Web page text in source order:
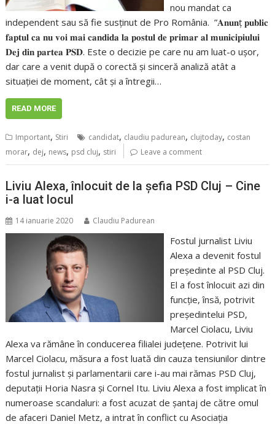
nou mandat ca
independent sau să fie susținut de Pro România. ”𝐀𝐧𝐮𝐧ț 𝐩𝐮𝐛𝐥𝐢𝐜
𝐟𝐚𝐩𝐭𝐮𝐥 𝐜𝐚 𝐧𝐮 𝐯𝐨𝐢 𝐦𝐚𝐢 𝐜𝐚𝐧𝐝𝐢𝐝𝐚 𝐥𝐚 𝐩𝐨𝐬𝐭𝐮𝐥 𝐝𝐞 𝐩𝐫𝐢𝐦𝐚𝐫 𝐚𝐥 𝐦𝐮𝐧𝐢𝐜𝐢𝐩𝐢𝐮𝐥𝐮𝐢
𝐃𝐞𝐣 𝐝𝐢𝐧 𝐩𝐚𝐫𝐭𝐞𝐚 𝐏𝐒𝐃. Este o decizie pe care nu am luat-o ușor,
dar care a venit după o corectă și sinceră analiză atât a
situației de moment, cât și a întregii…
READ MORE
Important, Stiri candidat, claudiu padurean, clujtoday, costan
morar, dej, news, psd cluj, stiri Leave a comment
Liviu Alexa, înlocuit de la șefia PSD Cluj – Cine
i-a luat locul
14 ianuarie 2020 Claudiu Padurean
Fostul jurnalist Liviu
Alexa a devenit fostul
președinte al PSD Cluj.
El a fost înlocuit azi din
funcție, însă, potrivit
președintelui PSD,
Marcel Ciolacu, Liviu
Alexa va rămâne în conducerea filialei județene. Potrivit lui
Marcel Ciolacu, măsura a fost luată din cauza tensiunilor dintre
fostul jurnalist și parlamentarii care i-au mai rămas PSD Cluj,
deputații Horia Nasra și Cornel Itu. Liviu Alexa a fost implicat în
numeroase scandaluri: a fost acuzat de șantaj de către omul
de afaceri Daniel Metz, a intrat în conflict cu Asociația